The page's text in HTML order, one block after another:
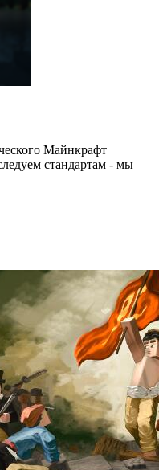
Майнкрафт
стандартам - мы